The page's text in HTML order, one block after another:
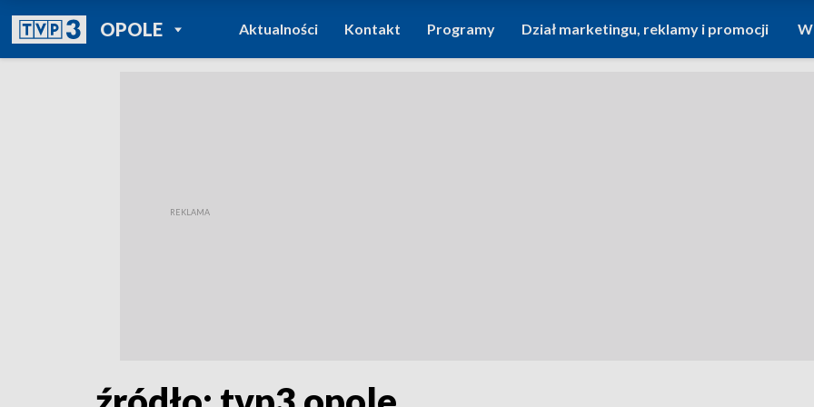
OPOLEPOWRÓT DO
TVP REGIONY
Aktualności Kontakt Programy Dział marketingu, reklamy i promocji